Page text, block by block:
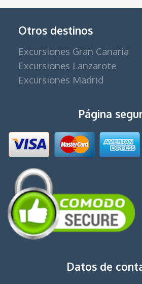
Otros destinos
Excursiones Gran Canaria
Excursiones Lanzarote
Excursiones Madrid
Página
Datos de